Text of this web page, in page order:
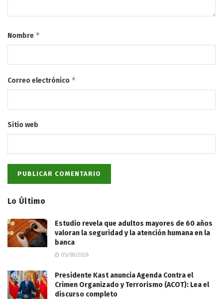
Nombre *
Correo electrónico *
Sitio web
Lo Último
Estudio revela que adultos mayores de 60 años
valoran la seguridad y la atención humana en la
banca
05/08/2026
Presidente Kast anuncia Agenda Contra el
Crimen Organizado y Terrorismo (ACOT): Lea el
discurso completo